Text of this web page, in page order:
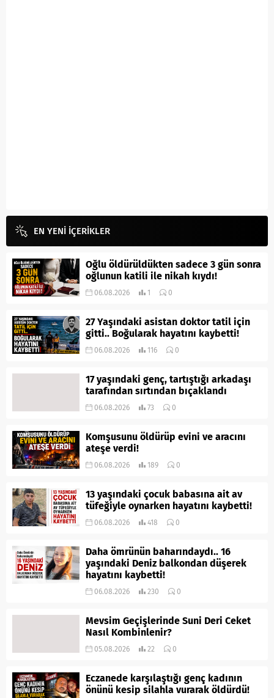
EN YENİ İÇERİKLER
Oğlu öldürüldükten sadece 3 gün sonra
oğlunun katili ile nikah kıydı!
06.08.2026 1 0
27 Yaşındaki asistan doktor tatil için
gitti.. Boğularak hayatını kaybetti!
06.08.2026 116 0
17 yaşındaki genç, tartıştığı arkadaşı
tarafından sırtından bıçaklandı
06.08.2026 73 0
Komşusunu öldürüp evini ve aracını
ateşe verdi!
06.08.2026 189 0
13 yaşındaki çocuk babasına ait av
tüfeğiyle oynarken hayatını kaybetti!
06.08.2026 418 0
Daha ömrünün baharındaydı.. 16
yaşındaki Deniz balkondan düşerek
hayatını kaybetti!
06.08.2026 230 0
Mevsim Geçişlerinde Suni Deri Ceket
Nasıl Kombinlenir?
05.08.2026 22 0
Eczanede karşılaştığı genç kadının
önünü kesip silahla vurarak öldürdü!